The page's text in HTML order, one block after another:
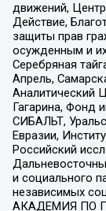
движений,
Действие,
защиты прав
осужденным и
Серебряная
Апрель,
Аналитический
Гагарина, Фонд
СИБАЛЬТ,
Евразии,
Российский
и социального
независимых
АКАДЕМИЯ ПО